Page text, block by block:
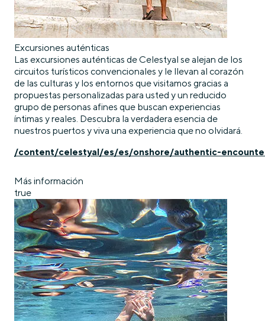
Excursiones auténticas
Las excursiones auténticas de Celestyal se alejan de los
circuitos turísticos convencionales y le llevan al corazón
de las culturas y los entornos que visitamos gracias a
propuestas personalizadas para usted y un reducido
grupo de personas afines que buscan experiencias
íntimas y reales. Descubra la verdadera esencia de
nuestros puertos y viva una experiencia que no olvidará.
/content/celestyal/es/es/onshore/authentic-
Más información
true